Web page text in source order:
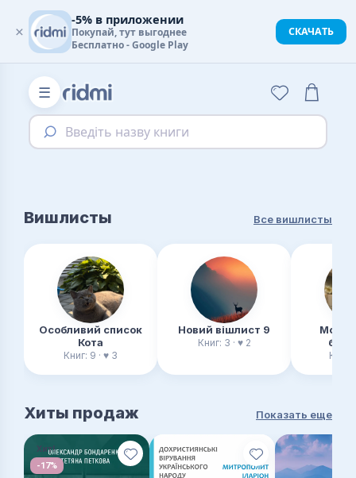
☰
Введіть назву книги
Вишлисты Все вишлисты
Особливий список
Кота
Книг: 9 · ♥ 3
Новий вішлист 9
Книг: 3 · ♥ 2
Мої
Книг:
Хиты продаж Показать еще
Хит!
-17%
×
-5% в приложении
Покупай, тут выгоднее
Бесплатно - Google Play
СКАЧАТЬ